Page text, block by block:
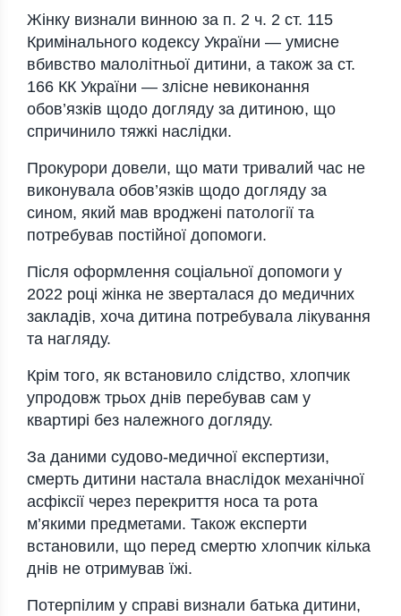
Жінку визнали винною за п. 2 ч. 2 ст. 115
Кримінального кодексу України — умисне
вбивство малолітньої дитини, а також за ст.
166 КК України — злісне невиконання
обов’язків щодо догляду за дитиною, що
спричинило тяжкі наслідки.
Прокурори довели, що мати тривалий час не
виконувала обов’язків щодо догляду за
сином, який мав вроджені патології та
потребував постійної допомоги.
Після оформлення соціальної допомоги у
2022 році жінка не зверталася до медичних
закладів, хоча дитина потребувала лікування
та нагляду.
Крім того, як встановило слідство, хлопчик
упродовж трьох днів перебував сам у
квартирі без належного догляду.
За даними судово-медичної експертизи,
смерть дитини настала внаслідок механічної
асфіксії через перекриття носа та рота
м’якими предметами. Також експерти
встановили, що перед смертю хлопчик кілька
днів не отримував їжі.
Потерпілим у справі визнали батька дитини,